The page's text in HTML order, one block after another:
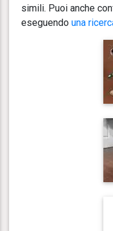
simili. Puoi anche
eseguendo una